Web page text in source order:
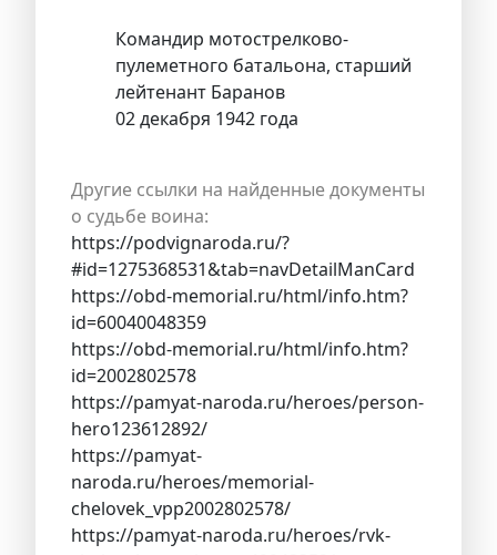
Командир мотострелково-
пулеметного батальона, старший
лейтенант Баранов
02 декабря 1942 года
Другие ссылки на найденные документы
о судьбе воина:
https://podvignaroda.ru/?
#id=1275368531&tab=navDetailManCard
https://obd-memorial.ru/html/info.htm?
id=60040048359
https://obd-memorial.ru/html/info.htm?
id=2002802578
https://pamyat-naroda.ru/heroes/person-
hero123612892/
https://pamyat-
naroda.ru/heroes/memorial-
chelovek_vpp2002802578/
https://pamyat-naroda.ru/heroes/rvk-